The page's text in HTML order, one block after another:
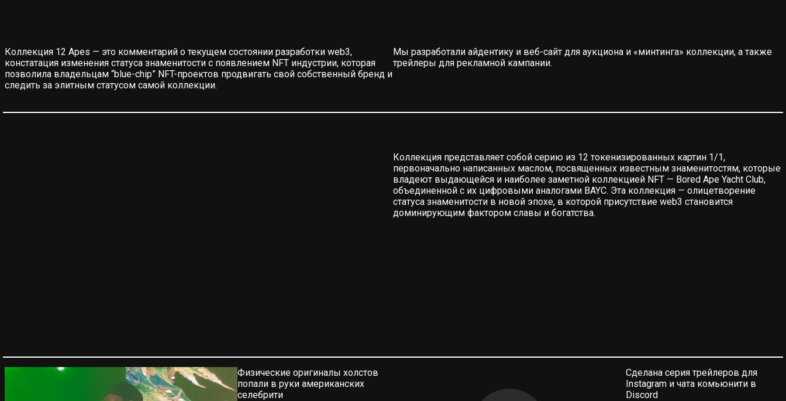
Коллекция 12 Apes — это комментарий о текущем состоянии разработки web3,
констатация изменения статуса знаменитости с появлением NFT индустрии, которая
позволила владельцам “blue-chip” NFT-проектов продвигать свой собственный бренд и
следить за элитным статусом самой коллекции.
Мы разработали айдентику и веб-сайт для аукциона и «минтинга» коллекции, а также
трейлеры для рекламной кампании.
Коллекция представляет собой серию из 12 токенизированных картин 1/1,
первоначально написанных маслом, посвященных известным знаменитостям, которые
владеют выдающейся и наиболее заметной коллекцией NFT — Bored Ape Yacht Club,
объединенной с их цифровыми аналогами BAYC. Эта коллекция — олицетворение
статуса знаменитости в новой эпохе, в которой присутствие web3 становится
доминирующим фактором славы и богатства.
Физические оригиналы холстов
попали в руки американских
селебрити
Сделана серия трейлеров для
Instagram и чата комьюнити в
Discord